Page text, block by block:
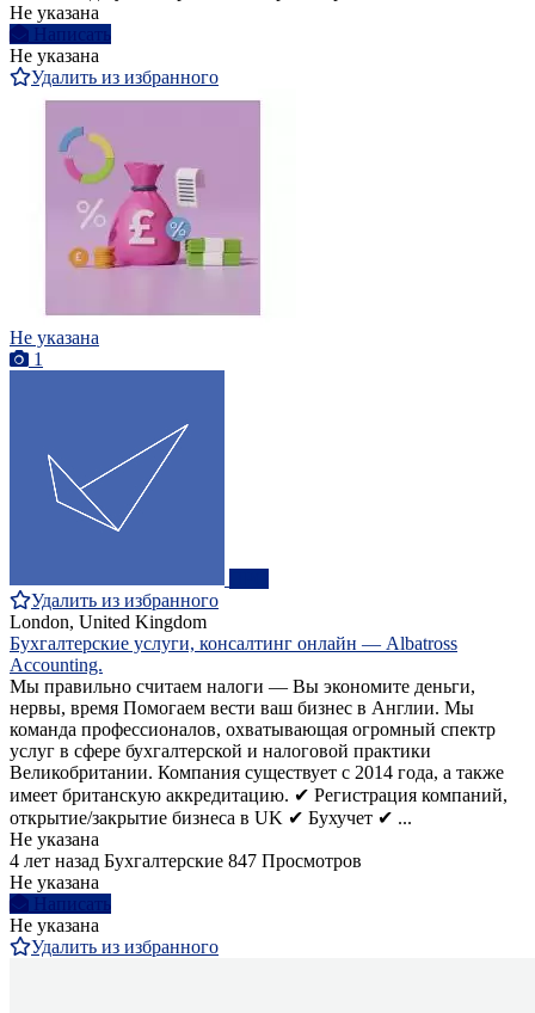
Не указана
Написать
Не указана
Удалить из избранного
Не указана
1
Удалить из избранного
London, United Kingdom
Бухгалтерские услуги, консалтинг онлайн — Albatross
Accounting.
Мы правильно считаем налоги — Вы экономите деньги,
нервы, время Помогаем вести ваш бизнес в Англии. Мы
команда профессионалов, охватывающая огромный спектр
услуг в сфере бухгалтерской и налоговой практики
Великобритании. Компания существует с 2014 года, а также
имеет британскую аккредитацию. ✔ Регистрация компаний,
открытие/закрытие бизнеса в UK ✔ Бухучет ✔ ...
Не указана
4 лет назад Бухгалтерские 847 Просмотров
Не указана
Написать
Не указана
Удалить из избранного